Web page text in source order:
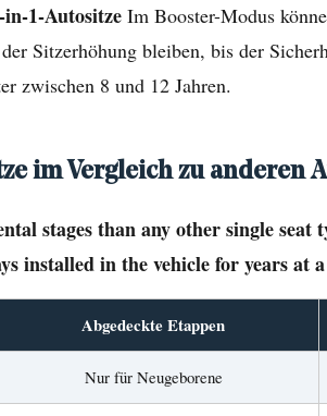
in-1-Autositze Im Booster-Modus
Sitzerhöhung bleiben, bis der
zwischen 8 und 12 Jahren.
im Vergleich zu anderen
stages than any other single
installed in the vehicle for years at
Abgedeckte Etappen
Nur für Neugeborene